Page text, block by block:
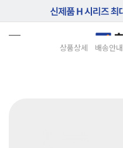
상품상세 배송안내